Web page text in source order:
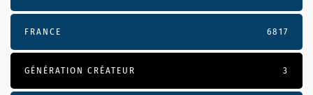
FRANCE 6817
GÉNÉRATION CRÉATEUR 3